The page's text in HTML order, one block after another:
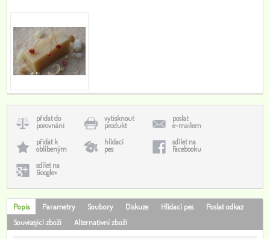
přidat do
porovnání
vytisknout
produkt
poslat
e-mailem
přidat k
oblíbeným
hlídací
pes
sdílet na
Facebooku
sdílet na
Google+
Popis Parametry Soubory Diskuze Hlídací pes
Poslat odkaz
Související zboží
Alternativní zboží